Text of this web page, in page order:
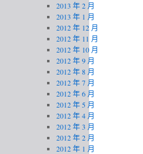
2013 年 2 月
2013 年 1 月
2012 年 12 月
2012 年 11 月
2012 年 10 月
2012 年 9 月
2012 年 8 月
2012 年 7 月
2012 年 6 月
2012 年 5 月
2012 年 4 月
2012 年 3 月
2012 年 2 月
2012 年 1 月